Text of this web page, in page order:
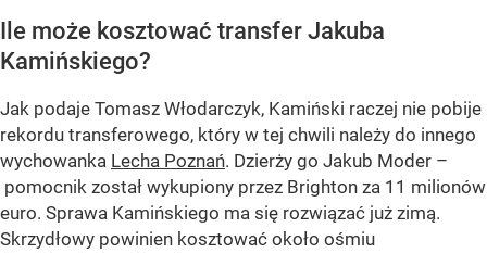
Ile może kosztować transfer Jakuba
Kamińskiego?
Jak podaje Tomasz Włodarczyk, Kamiński raczej nie pobije
rekordu transferowego, który w tej chwili należy do innego
wychowanka Lecha Poznań. Dzierży go Jakub Moder –
pomocnik został wykupiony przez Brighton za 11 milionów
euro. Sprawa Kamińskiego ma się rozwiązać już zimą.
Skrzydłowy powinien kosztować około ośmiu